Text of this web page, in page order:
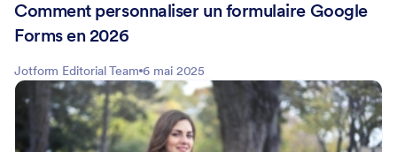
Comment personnaliser un formulaire Google
Forms en 2026
Jotform Editorial Team 6 mai 2025